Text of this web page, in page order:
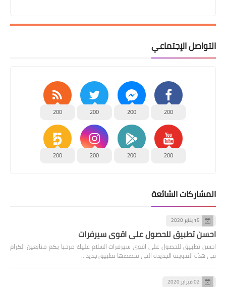
التواصل الإجتماعي
200
200
200
200
200
200
200
200
المشاركات الشائعة
15 يناير 2020
احسن تطبيق للحصول علي اقوى سيرفرات
احسن تطبيق للحصول علي اقوى سيرفرات السلام عليك مرحبا بكم متابعين الكرام
في هذه التدوينة الجديدة التي نخصصها تطبيق جديد…
02 فبراير 2020